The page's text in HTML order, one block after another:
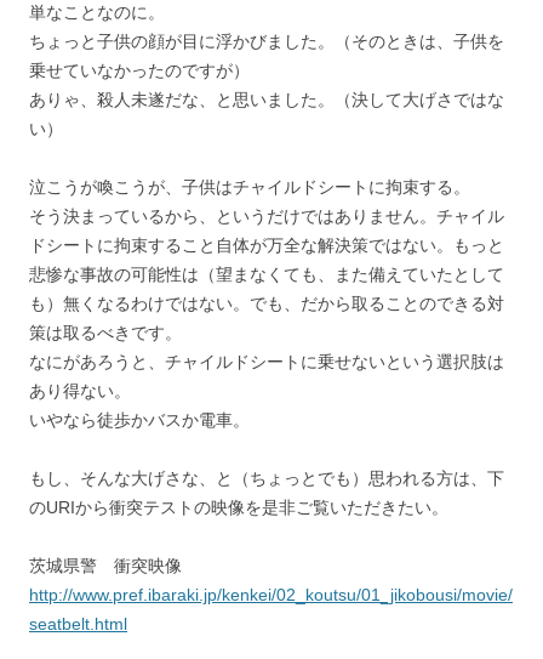
単なことなのに。
ちょっと子供の顔が目に浮かびました。（そのときは、子供を
乗せていなかったのですが）
ありゃ、殺人未遂だな、と思いました。（決して大げさではな
い）
泣こうが喚こうが、子供はチャイルドシートに拘束する。
そう決まっているから、というだけではありません。チャイル
ドシートに拘束すること自体が万全な解決策ではない。もっと
悲惨な事故の可能性は（望まなくても、また備えていたとして
も）無くなるわけではない。でも、だから取ることのできる対
策は取るべきです。
なにがあろうと、チャイルドシートに乗せないという選択肢は
あり得ない。
いやなら徒歩かバスか電車。
もし、そんな大げさな、と（ちょっとでも）思われる方は、下
のURIから衝突テストの映像を是非ご覧いただきたい。
茨城県警 衝突映像
http://www.pref.ibaraki.jp/kenkei/02_koutsu/01_jikobousi/movie/
seatbelt.html